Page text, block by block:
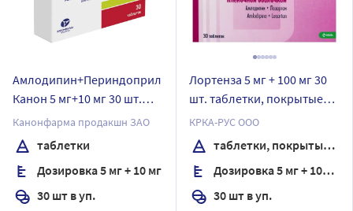
Амлодипин+Периндоприл
Канон 5 мг+10 мг 30 шт.
таблетки
Канонфарма продакшн ЗАО
таблетки
Дозировка 5 мг + 10 мг
30 шт в уп.
Лортенза 5 мг + 100 мг 30
шт. таблетки, покрытые
пленочной оболочкой
КРКА-РУС ООО
таблетки, покрытые пленочной оболочкой
Дозировка 5 мг + 100 мг
30 шт в уп.